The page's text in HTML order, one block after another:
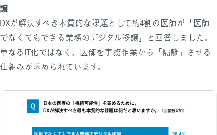
譲
DXが解決すべき本質的な課題として約4割の医師が「医師
でなくてもできる業務のデジタル移譲」と回答しました。
単なるIT化ではなく、医師を事務作業から「隔離」させる
仕組みが求められています。